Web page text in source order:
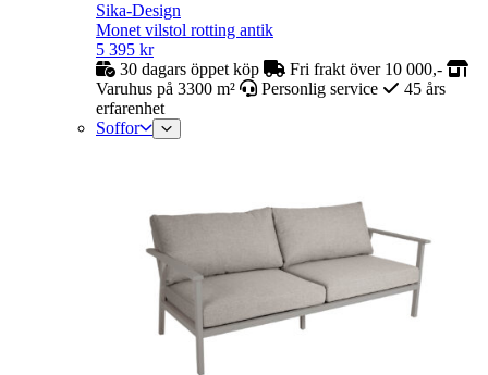
Sika-Design
Monet vilstol rotting antik
5 395 kr
30 dagars öppet köp
Fri frakt över 10 000,-
Varuhus på 3300 m²
Personlig service
45 års
erfarenhet
Soffor